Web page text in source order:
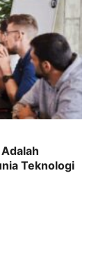
Teknologi